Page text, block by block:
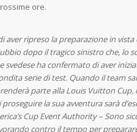
ore.
ripreso la preparazione in vista
dopo il tragico sinistro che, lo
ha confermato di aver
serie di test. Quando il team
parte alla Louis Vuitton Cup,
la sua avventura sarà
Cup Event Authority – Sono
contro il tempo per